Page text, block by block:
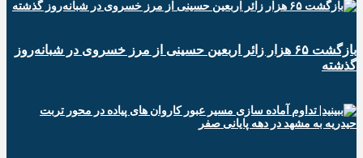
️بازگشت ۶۵ هزار زائر اربعین حسینی از مرز خسروی در شبانه‌روز
گذشته